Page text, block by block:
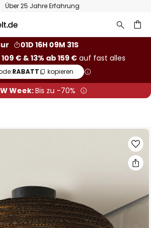
Über 25 Jahre Erfahrung
01D 16H 09M 31S
109 € & 13% ab 159 €auf fast alles
RABATT kopieren
Week:Bis zu -70%